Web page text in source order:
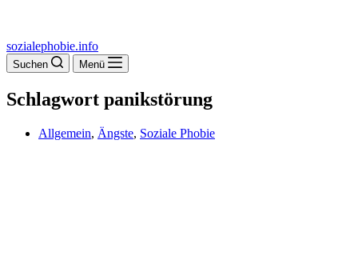
sozialephobie.info
Suchen Menü
Schlagwort panikstörung
Allgemein, Ängste, Soziale Phobie